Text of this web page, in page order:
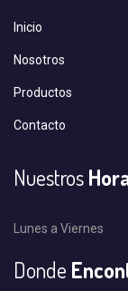
Inicio
Nosotros
Productos
Contacto
Nuestros
Lunes a Viernes
Donde